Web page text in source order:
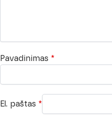
Pavadinimas *
El. paštas *